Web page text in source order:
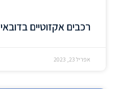
רכבים אקזוטיים בדובאי
אפריל 23, 2023